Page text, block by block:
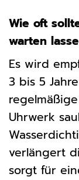
Wie oft
warten
Es wird
3 bis 5
Uhrwerk
verlängert
sorgt für